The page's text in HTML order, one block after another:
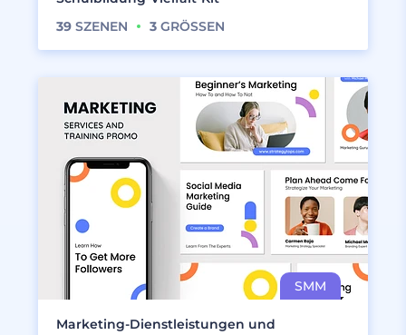
39 SZENEN 3 GRÖSSEN
Marketing-Dienstleistungen und